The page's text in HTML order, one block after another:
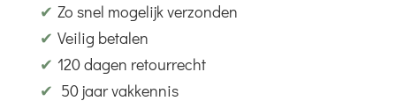
✔ Zo snel mogelijk verzonden
✔ Veilig betalen
✔ 120 dagen retourrecht
✔ 50 jaar vakkennis